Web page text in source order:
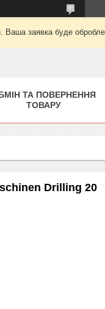
Ваша заявка буде
ТА ПОВЕРНЕННЯ
ТОВАРУ
Drilling 20